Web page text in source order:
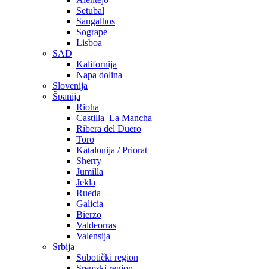
Setubal
Sangalhos
Sogrape
Lisboa
SAD
Kalifornija
Napa dolina
Slovenija
Španija
Rioha
Castilla–La Mancha
Ribera del Duero
Toro
Katalonija / Priorat
Sherry
Jumilla
Jekla
Rueda
Galicia
Bierzo
Valdeorras
Valensija
Srbija
Subotički region